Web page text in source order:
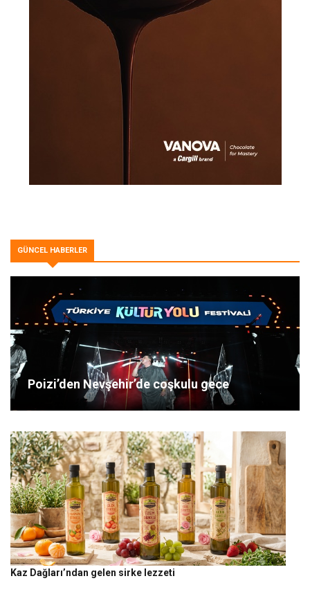
GÜNCEL HABERLER
Poizi’den Nevşehir’de coşkulu gece
Kaz Dağları’ndan gelen sirke lezzeti